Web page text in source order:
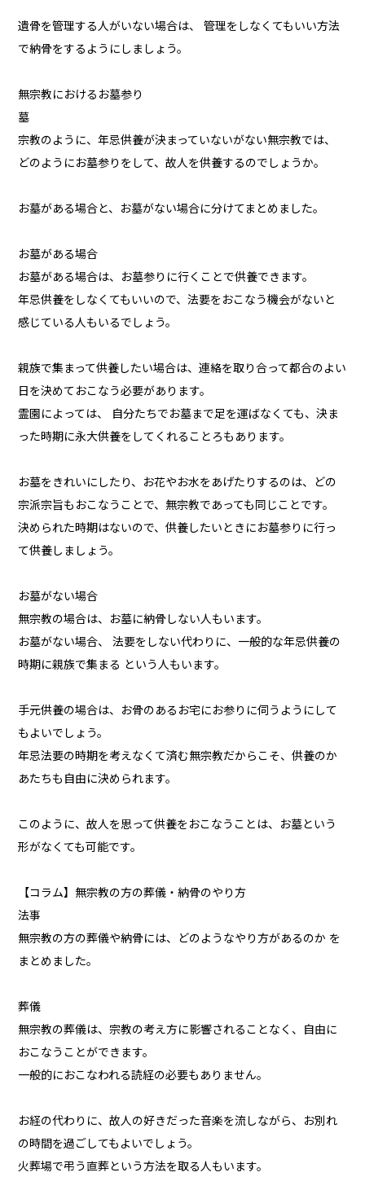
遺骨を管理する人がいない場合は、 管理をしなくてもいい方法
で納骨をするようにしましょう。
無宗教におけるお墓参り
墓
宗教のように、年忌供養が決まっていないがない無宗教では、
どのようにお墓参りをして、故人を供養するのでしょうか。
お墓がある場合と、お墓がない場合に分けてまとめました。
お墓がある場合
お墓がある場合は、お墓参りに行くことで供養できます。
年忌供養をしなくてもいいので、法要をおこなう機会がないと
感じている人もいるでしょう。
親族で集まって供養したい場合は、連絡を取り合って都合のよい
日を決めておこなう必要があります。
霊園によっては、 自分たちでお墓まで足を運ばなくても、決ま
った時期に永大供養をしてくれることろもあります。
お墓をきれいにしたり、お花やお水をあげたりするのは、どの
宗派宗旨もおこなうことで、無宗教であっても同じことです。
決められた時期はないので、供養したいときにお墓参りに行っ
て供養しましょう。
お墓がない場合
無宗教の場合は、お墓に納骨しない人もいます。
お墓がない場合、 法要をしない代わりに、一般的な年忌供養の
時期に親族で集まる という人もいます。
手元供養の場合は、お骨のあるお宅にお参りに伺うようにして
もよいでしょう。
年忌法要の時期を考えなくて済む無宗教だからこそ、供養のか
あたちも自由に決められます。
このように、故人を思って供養をおこなうことは、お墓という
形がなくても可能です。
【コラム】無宗教の方の葬儀・納骨のやり方
法事
無宗教の方の葬儀や納骨には、どのようなやり方があるのか を
まとめました。
葬儀
無宗教の葬儀は、宗教の考え方に影響されることなく、自由に
おこなうことができます。
一般的におこなわれる読経の必要もありません。
お経の代わりに、故人の好きだった音楽を流しながら、お別れ
の時間を過ごしてもよいでしょう。
火葬場で弔う直葬という方法を取る人もいます。